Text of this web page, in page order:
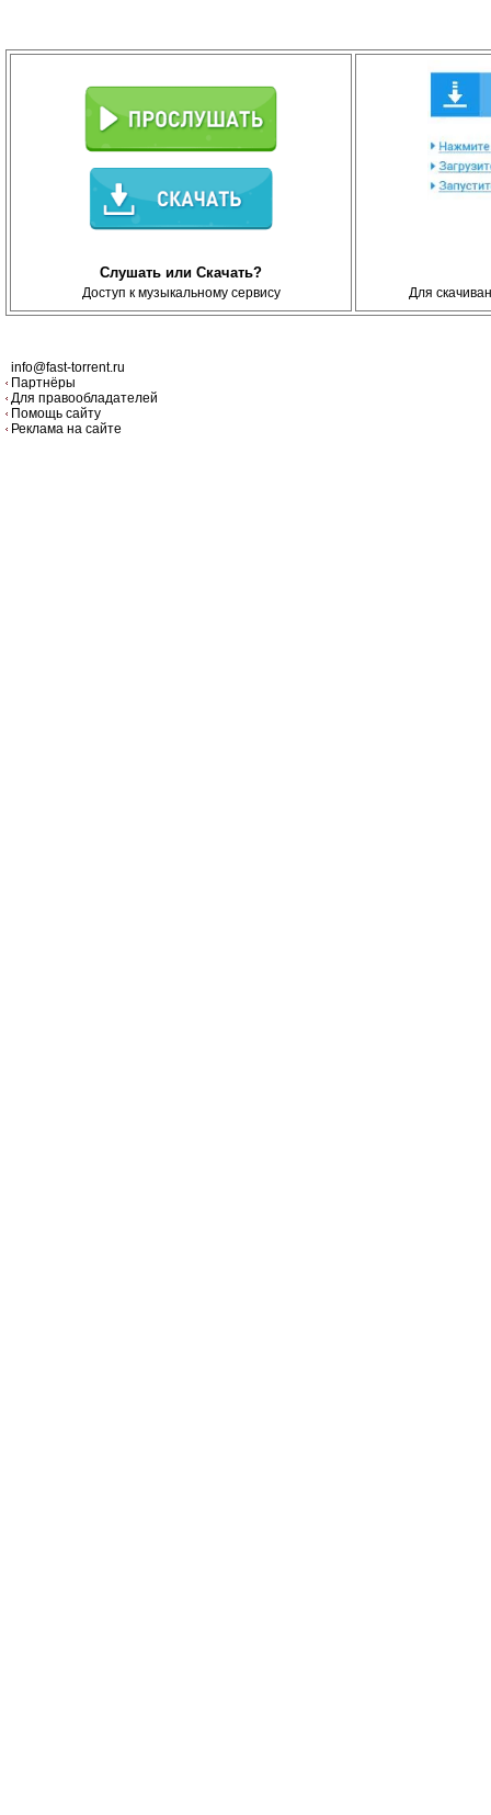
Слушать или Скачать?
Доступ к музыкальному сервису Для
info@fast-torrent.ru
Партнёры
Для правообладателей
Помощь сайту
Реклама на сайте